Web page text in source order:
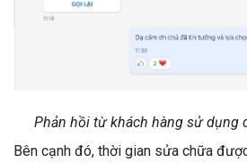
Phản hồi từ khách hàng sử dụng
Bên cạnh đó, thời gian sửa chữa